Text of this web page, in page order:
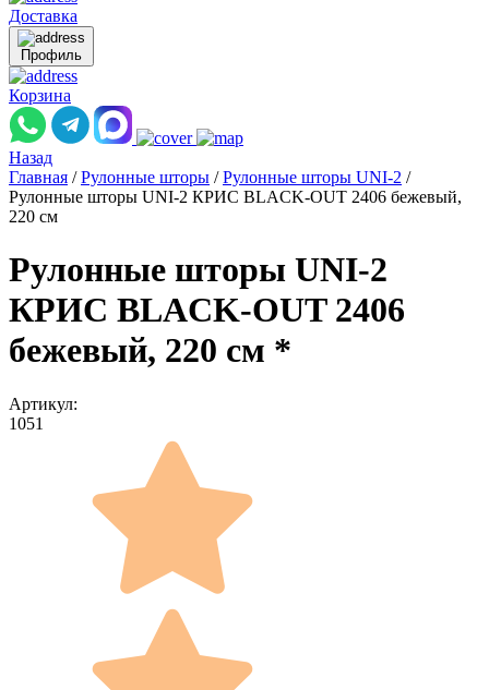
Доставка
Профиль
Корзина
Назад
Главная / Рулонные шторы / Рулонные шторы UNI-2 /
Рулонные шторы UNI-2 КРИС BLACK-OUT 2406 бежевый,
220 см
Рулонные шторы UNI-2
КРИС BLACK-OUT 2406
бежевый, 220 см *
Артикул:
1051